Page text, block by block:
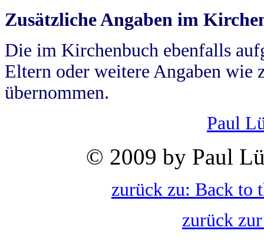
Zusätzliche Angaben im
Die im Kirchenbuch ebenfalls
Eltern oder weitere Angaben wie
übernommen.
Paul
© 2009 by Paul
zurück zu: Back to
zurück